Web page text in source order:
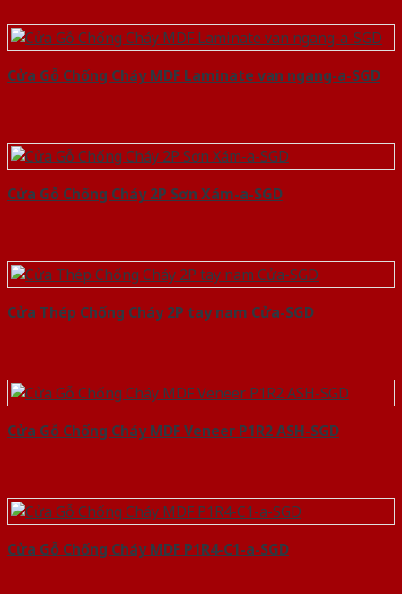
Cửa Gỗ Chống Cháy MDF Laminate van ngang-a-SGD
Cửa Gỗ Chống Cháy 2P Sơn Xám-a-SGD
Cửa Thép Chống Cháy 2P tay nam Cửa-SGD
Cửa Gỗ Chống Cháy MDF Veneer P1R2 ASH-SGD
Cửa Gỗ Chống Cháy MDF P1R4-C1-a-SGD